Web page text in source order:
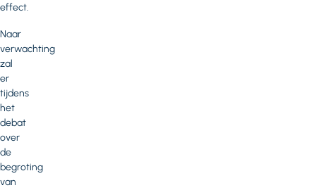
effect.
Naar
verwachting
zal
er
tijdens
het
debat
over
de
begroting
van